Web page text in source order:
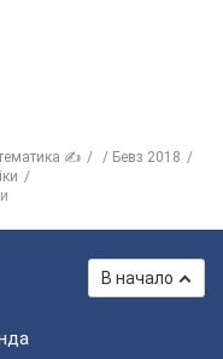
✍
Бевз 2018
В начало